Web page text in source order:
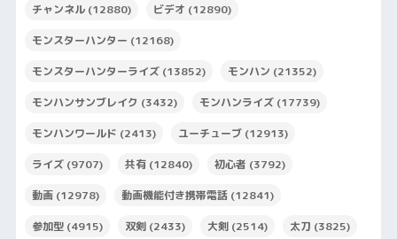
チャンネル(12880) ビデオ (12890)
モンスターハンター (12168)
モンスターハンターライズ(13852) モンハン (21352)
モンハンサンブレイク (3432) モンハンライズ(17739)
モンハンワールド (2413) ユーチューブ(12913)
ライズ(9707) 共有(12840) 初心者 (3792)
動画(12978) 動画機能付き携帯電話(12841)
参加型(4915) 双剣(2433) 大剣(2514) 太刀 (3825)